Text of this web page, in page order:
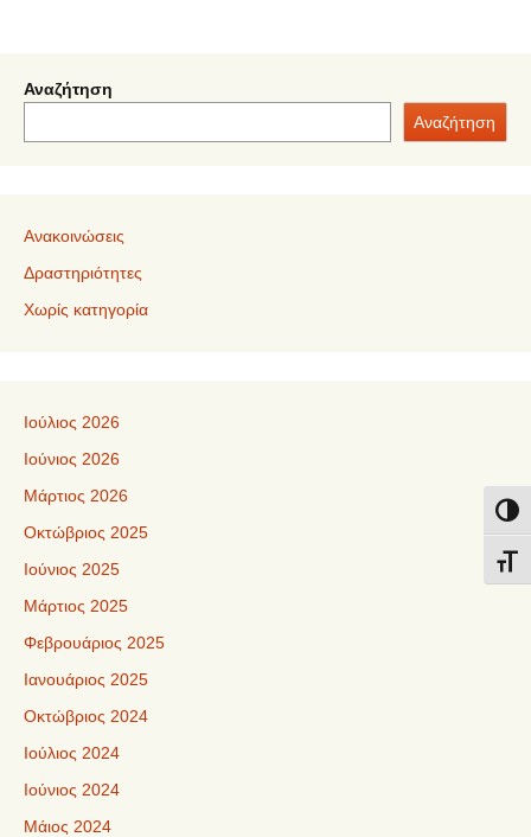
Αναζήτηση
Αναζήτηση
Ανακοινώσεις
Δραστηριότητες
Χωρίς κατηγορία
Ιούλιος 2026
Ιούνιος 2026
Μάρτιος 2026
Οκτώβριος 2025
Ιούνιος 2025
Μάρτιος 2025
Φεβρουάριος 2025
Ιανουάριος 2025
Οκτώβριος 2024
Ιούλιος 2024
Ιούνιος 2024
Μάιος 2024